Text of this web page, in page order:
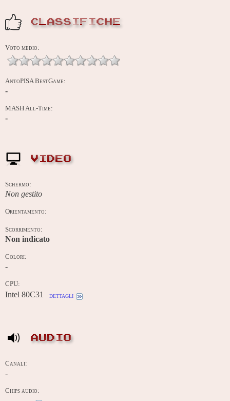
CLASSIFICHE
Voto medio:
AntoPISA BestGame:
-
MASH All-Time:
-
VIDEO
Schermo:
Non gestito
Orientamento:
Scorrimento:
Non indicato
Colori:
-
CPU:
Intel 80C31 dettagli
AUDIO
Canali:
-
Chips audio: